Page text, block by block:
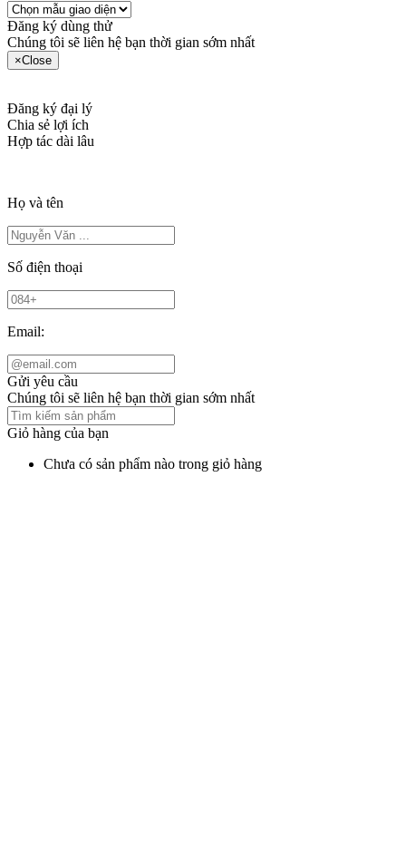
Đăng ký dùng thử
Chúng tôi sẽ liên hệ bạn thời gian sớm nhất
×Close
Đăng ký đại lý
Chia sẻ lợi ích
Hợp tác dài lâu
Họ và tên
Số điện thoại
Email:
Gửi yêu cầu
Chúng tôi sẽ liên hệ bạn thời gian sớm nhất
Giỏ hàng của bạn
Chưa có sản phẩm nào trong giỏ hàng